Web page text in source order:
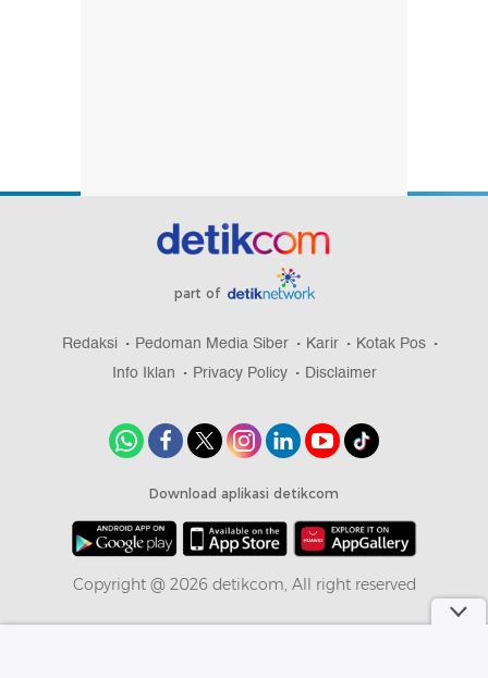
part of
Redaksi Pedoman Media Siber Karir
Kotak Pos
Info Iklan
Privacy Policy Disclaimer
Download aplikasi detikcom
Copyright @ 2026 detikcom, All right reserved